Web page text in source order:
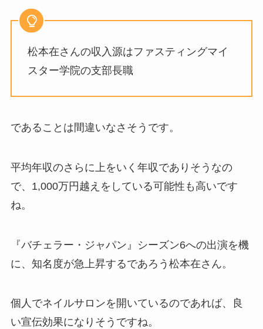
松本在さんの収入源はファスティングマイ
スター学院の支部長職
であることは間違いなさそうです。
平均年収のさらに上をいく年収でありそうなの
で、1,000万円越えをしている可能性も高いです
ね。
『バチェラー・ジャパン』シーズン6への出演を機
に、知名度が急上昇するであろう松本在さん。
個人でネイルサロンを開いているのであれば、良
い宣伝効果になりそうですね。